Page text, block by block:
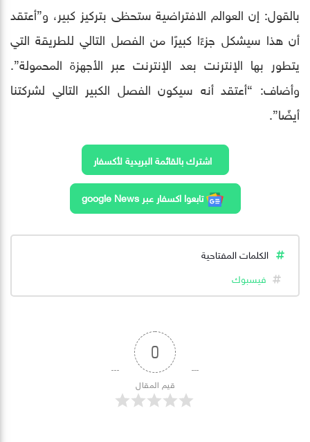
بالقول: إن العوالم الافتراضية ستحظى بتركيز كبير، و”أعتقد
أن هذا سيشكل جزءًا كبيرًا من الفصل التالي للطريقة التي
يتطور بها الإنترنت بعد الإنترنت عبر الأجهزة المحمولة”.
وأضاف: “أعتقد أنه سيكون الفصل الكبير التالي لشركتنا
أيضًا”.
اشترك بالقائمة البريدية لأكسفار
تابعوا اكسفار عبر google News
الكلمات المفتاحية
فيسبوك
0
قيم المقال